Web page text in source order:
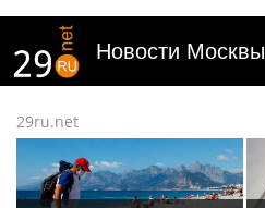
Новости Москвы
29ru.net